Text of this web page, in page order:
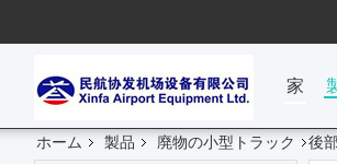
家
ホーム 製品 廃物の小型トラック 後